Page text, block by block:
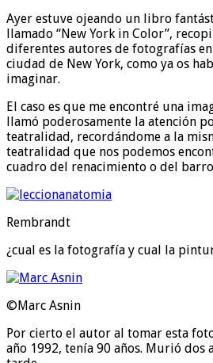
Ayer estuve ojeando un libro
llamado “New York in Color”,
diferentes autores de fotografías
ciudad de New York, como ya os
imaginar.
El caso es que me encontré una
llamó poderosamente la atención
teatralidad, recordándome a la
teatralidad que nos podemos
cuadro del renacimiento o del
Rembrandt
¿cual es la fotografía y cual la
©Marc Asnin
Por cierto el autor al tomar esta
año 1992, tenía 90 años. Murió dos